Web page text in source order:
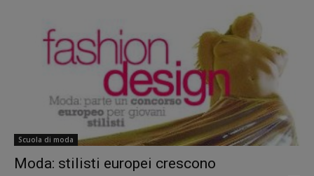
Scuola di moda
Moda: stilisti europei crescono